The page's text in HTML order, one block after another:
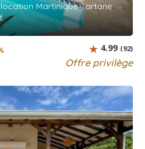
Martinique Tartane
Offre privilège
4.99 (92)